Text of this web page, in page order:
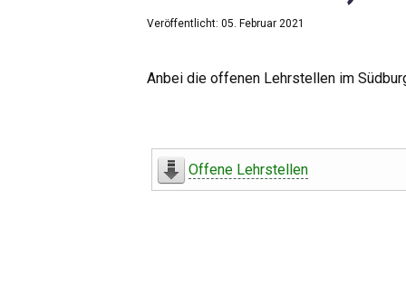
Veröffentlicht: 05. Februar 2021
Anbei die offenen Lehrstellen im
Offene Lehrstellen